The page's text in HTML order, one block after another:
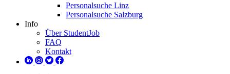
Personalsuche Linz
Personalsuche Salzburg
Info
Über StudentJob
FAQ
Kontakt